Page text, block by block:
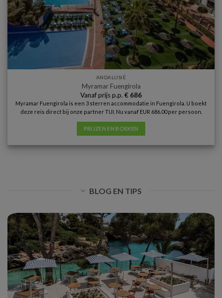
ANDALUSIË
Myramar Fuengirola
Vanaf prijs p.p. € 686
Myramar Fuengirola is een 3 sterren accommodatie in Fuengirola. U boekt
deze reis direct bij onze partner TUI. Nu vanaf EUR 686.00 per persoon.
PRIJZEN EN BOEKEN
BLOG EN TIPS